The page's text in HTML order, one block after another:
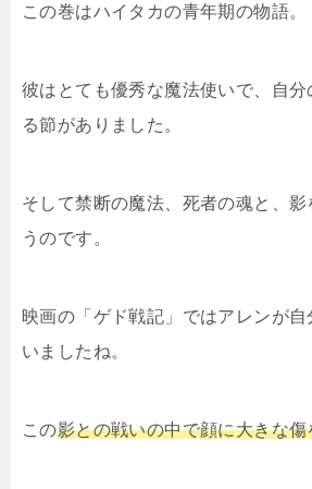
この巻はハイタカの青年期の物語。
彼はとても優秀な魔法使いで、自
る節がありました。
そして禁断の魔法、死者の魂と、影
うのです。
映画の「ゲド戦記」ではアレンが自
いましたね。
この影との戦いの中で顔に大きな